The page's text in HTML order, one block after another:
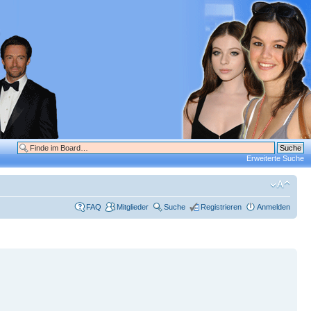
Erweiterte Suche
FAQ Mitglieder Suche Registrieren Anmelden